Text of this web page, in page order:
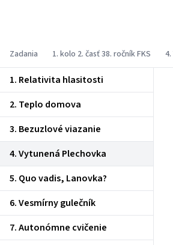
Zadania 1. kolo 2. časť 38. ročník FKS
1. Relativita hlasitosti
2. Teplo domova
3. Bezuzlové viazanie
4. Vytunená Plechovka
5. Quo vadis, Lanovka?
6. Vesmírny gulečník
7. Autonómne cvičenie